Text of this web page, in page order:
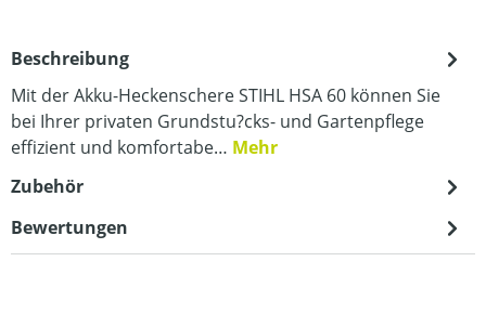
Beschreibung
Mit der Akku-Heckenschere STIHL HSA 60 können Sie
bei Ihrer privaten Grundstu?cks- und Gartenpflege
effizient und komfortabe… Mehr
Zubehör
Bewertungen